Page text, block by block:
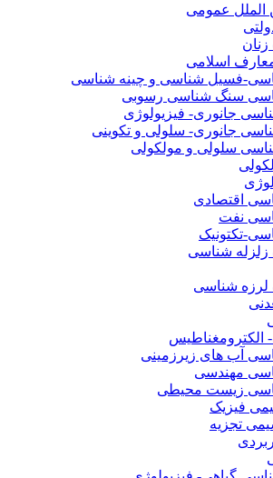
الملل عمومی
اسلامی
فسیل شناسی و چینه شناسی
سنگ شناسی رسوبی
جانوری- فیزیولوژی
جانوری- سلولی و تکوینی
سلولی و مولکولی
اقتصادی
نفت
تکتونیک
زلزله شناسی
لرزه شناسی
الکترومغناطیس
آب های زیرزمینی
مهندسی
زیست محیطی
فیزیک
تجزیه